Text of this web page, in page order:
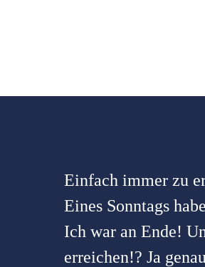
Einfach immer zu
Eines Sonntags
Ich war an Ende!
erreichen!? Ja